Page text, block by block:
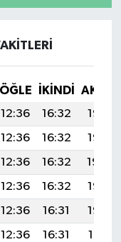
ÖĞLE İKINDI
12:36 16:32
19:56
12:36 16:32
19:55
12:36 16:32
19:54
12:36 16:32
19:53
12:36 16:31
19:52
12:36 16:31
19:51